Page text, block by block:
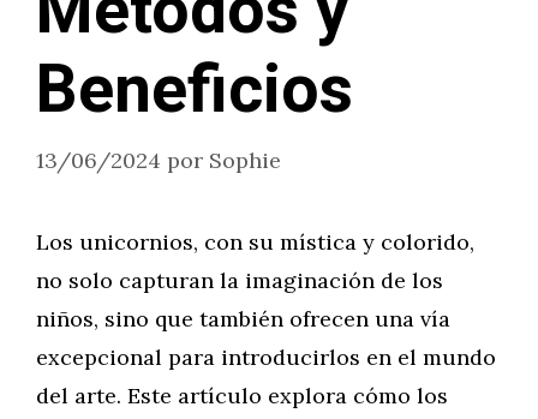
Beneficios
13/06/2024 por Sophie
Los unicornios, con su mística y colorido,
no solo capturan la imaginación de los
niños, sino que también ofrecen una vía
excepcional para introducirlos en el mundo
del arte. Este artículo explora cómo los